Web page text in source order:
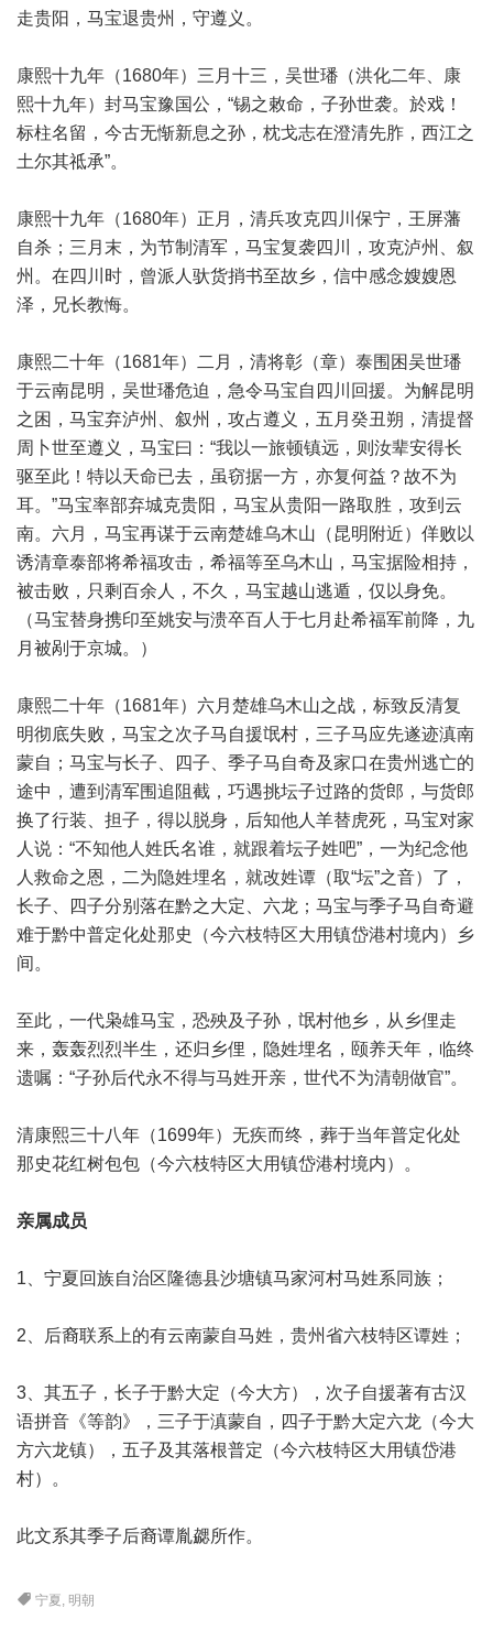
走贵阳，马宝退贵州，守遵义。
康熙十九年（1680年）三月十三，吴世璠（洪化二年、康
熙十九年）封马宝豫国公，“锡之敕命，子孙世袭。於戏！
标柱名留，今古无惭新息之孙，枕戈志在澄清先胙，西江之
土尔其祗承”。
康熙十九年（1680年）正月，清兵攻克四川保宁，王屏藩
自杀；三月末，为节制清军，马宝复袭四川，攻克泸州、叙
州。在四川时，曾派人驮货捎书至故乡，信中感念嫂嫂恩
泽，兄长教悔。
康熙二十年（1681年）二月，清将彰（章）泰围困吴世璠
于云南昆明，吴世璠危迫，急令马宝自四川回援。为解昆明
之困，马宝弃泸州、叙州，攻占遵义，五月癸丑朔，清提督
周卜世至遵义，马宝曰：“我以一旅顿镇远，则汝辈安得长
驱至此！特以天命已去，虽窃据一方，亦复何益？故不为
耳。”马宝率部弃城克贵阳，马宝从贵阳一路取胜，攻到云
南。六月，马宝再谋于云南楚雄乌木山（昆明附近）佯败以
诱清章泰部将希福攻击，希福等至乌木山，马宝据险相持，
被击败，只剩百余人，不久，马宝越山逃遁，仅以身免。
（马宝替身携印至姚安与溃卒百人于七月赴希福军前降，九
月被剐于京城。）
康熙二十年（1681年）六月楚雄乌木山之战，标致反清复
明彻底失败，马宝之次子马自援氓村，三子马应先遂迹滇南
蒙自；马宝与长子、四子、季子马自奇及家口在贵州逃亡的
途中，遭到清军围追阻截，巧遇挑坛子过路的货郎，与货郎
换了行装、担子，得以脱身，后知他人羊替虎死，马宝对家
人说：“不知他人姓氏名谁，就跟着坛子姓吧”，一为纪念他
人救命之恩，二为隐姓埋名，就改姓谭（取“坛”之音）了，
长子、四子分别落在黔之大定、六龙；马宝与季子马自奇避
难于黔中普定化处那史（今六枝特区大用镇岱港村境内）乡
间。
至此，一代枭雄马宝，恐殃及子孙，氓村他乡，从乡俚走
来，轰轰烈烈半生，还归乡俚，隐姓埋名，颐养天年，临终
遗嘱：“子孙后代永不得与马姓开亲，世代不为清朝做官”。
清康熙三十八年（1699年）无疾而终，葬于当年普定化处
那史花红树包包（今六枝特区大用镇岱港村境内）。
亲属成员
1、宁夏回族自治区隆德县沙塘镇马家河村马姓系同族；
2、后裔联系上的有云南蒙自马姓，贵州省六枝特区谭姓；
3、其五子，长子于黔大定（今大方），次子自援著有古汉
语拼音《等韵》，三子于滇蒙自，四子于黔大定六龙（今大
方六龙镇），五子及其落根普定（今六枝特区大用镇岱港
村）。
此文系其季子后裔谭胤勰所作。
宁夏, 明朝